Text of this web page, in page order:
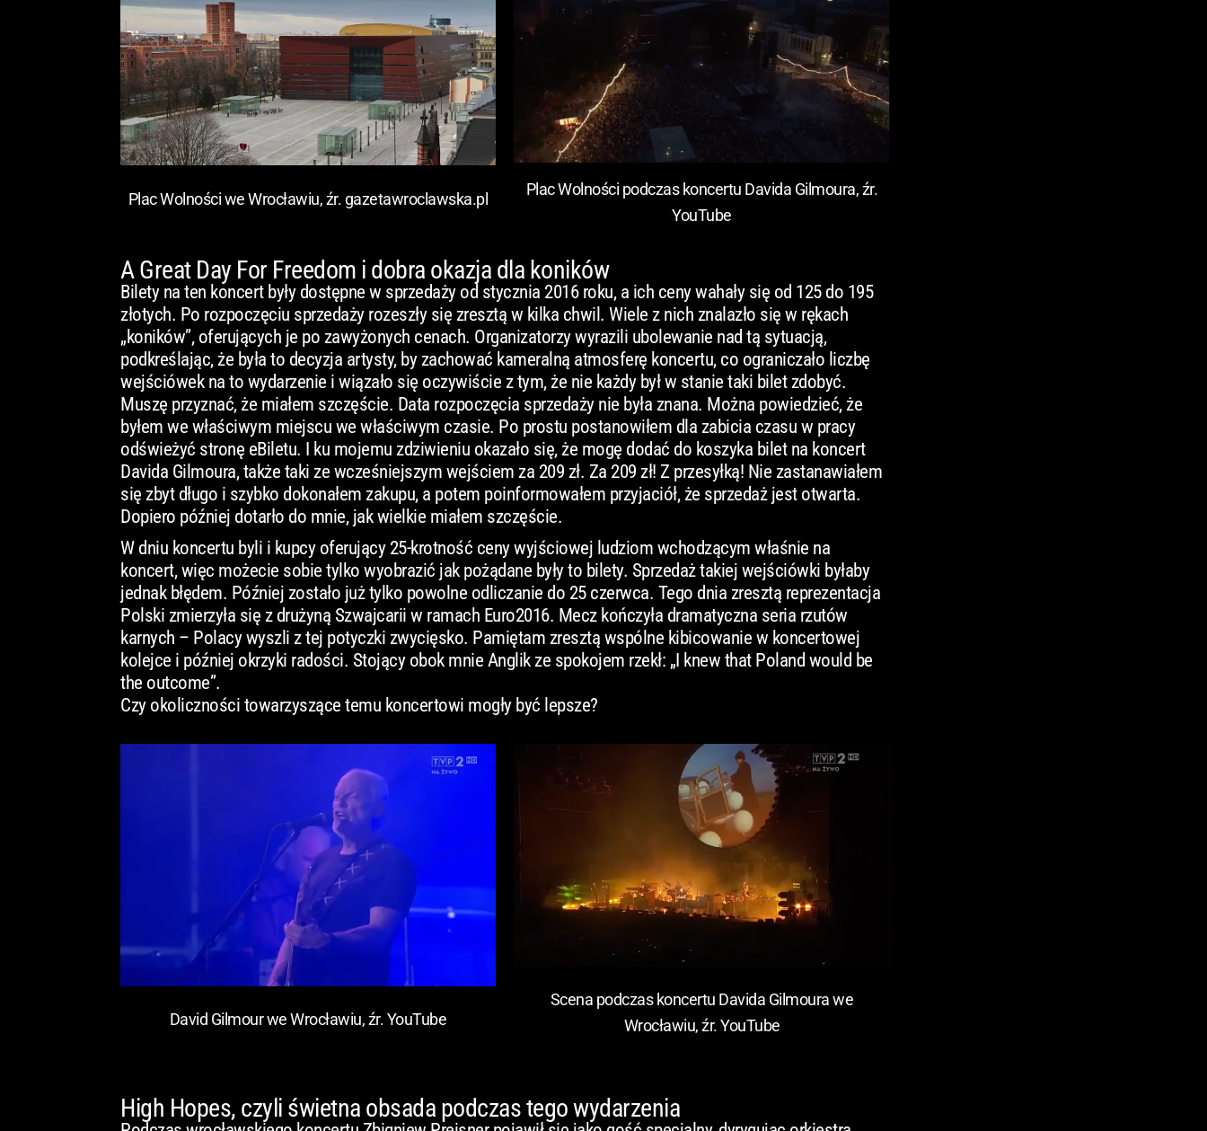
Plac Wolności we Wrocławiu, źr. gazetawroclawska.pl
Plac Wolności podczas koncertu Davida Gilmoura, źr.
YouTube
A Great Day For Freedom i dobra okazja dla koników
Bilety na ten koncert były dostępne w sprzedaży od stycznia 2016 roku, a ich ceny wahały się od 125 do 195
złotych. Po rozpoczęciu sprzedaży rozeszły się zresztą w kilka chwil. Wiele z nich znalazło się w rękach
„koników”, oferujących je po zawyżonych cenach. Organizatorzy wyrazili ubolewanie nad tą sytuacją,
podkreślając, że była to decyzja artysty, by zachować kameralną atmosferę koncertu, co ograniczało liczbę
wejściówek na to wydarzenie i wiązało się oczywiście z tym, że nie każdy był w stanie taki bilet zdobyć.
Muszę przyznać, że miałem szczęście. Data rozpoczęcia sprzedaży nie była znana. Można powiedzieć, że
byłem we właściwym miejscu we właściwym czasie. Po prostu postanowiłem dla zabicia czasu w pracy
odświeżyć stronę eBiletu. I ku mojemu zdziwieniu okazało się, że mogę dodać do koszyka bilet na koncert
Davida Gilmoura, także taki ze wcześniejszym wejściem za 209 zł. Za 209 zł! Z przesyłką! Nie zastanawiałem
się zbyt długo i szybko dokonałem zakupu, a potem poinformowałem przyjaciół, że sprzedaż jest otwarta.
Dopiero później dotarło do mnie, jak wielkie miałem szczęście.
W dniu koncertu byli i kupcy oferujący 25-krotność ceny wyjściowej ludziom wchodzącym właśnie na
koncert, więc możecie sobie tylko wyobrazić jak pożądane były to bilety. Sprzedaż takiej wejściówki byłaby
jednak błędem. Później zostało już tylko powolne odliczanie do 25 czerwca. Tego dnia zresztą reprezentacja
Polski zmierzyła się z drużyną Szwajcarii w ramach Euro2016. Mecz kończyła dramatyczna seria rzutów
karnych – Polacy wyszli z tej potyczki zwycięsko. Pamiętam zresztą wspólne kibicowanie w koncertowej
kolejce i później okrzyki radości. Stojący obok mnie Anglik ze spokojem rzekł: „I knew that Poland would be
the outcome”.
Czy okoliczności towarzyszące temu koncertowi mogły być lepsze?
David Gilmour we Wrocławiu, źr. YouTube
Scena podczas koncertu Davida Gilmoura we
Wrocławiu, źr. YouTube
High Hopes, czyli świetna obsada podczas tego wydarzenia